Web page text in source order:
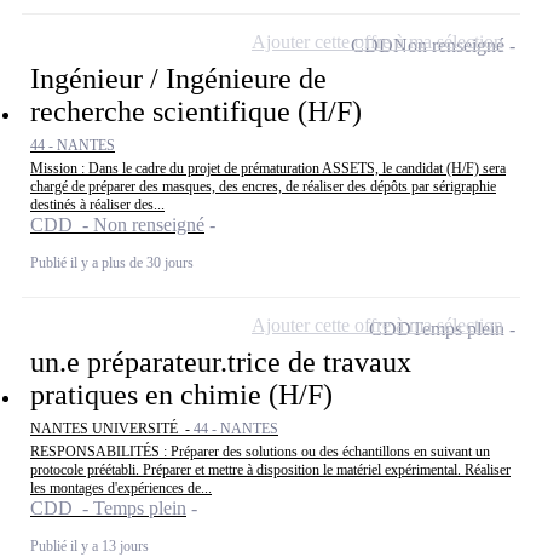
Ingénieur / Ingénieure de
recherche scientifique (H/F)
44 - NANTES
Mission : Dans le cadre du projet de prématuration ASSETS, le candidat (H/F) sera
chargé de préparer des masques, des encres, de réaliser des dépôts par sérigraphie
destinés à réaliser des...
CDD - Non renseigné
Publié il y a plus de 30 jours
CDDNon renseigné
Ajouter cette offre à ma sélection
un.e préparateur.trice de travaux
pratiques en chimie (H/F)
NANTES UNIVERSITÉ - 44 - NANTES
RESPONSABILITÉS : Préparer des solutions ou des échantillons en suivant un
protocole préétabli. Préparer et mettre à disposition le matériel expérimental. Réaliser
les montages d'expériences de...
CDD - Temps plein
Publié il y a 13 jours
CDDTemps plein
Ajouter cette offre à ma sélection